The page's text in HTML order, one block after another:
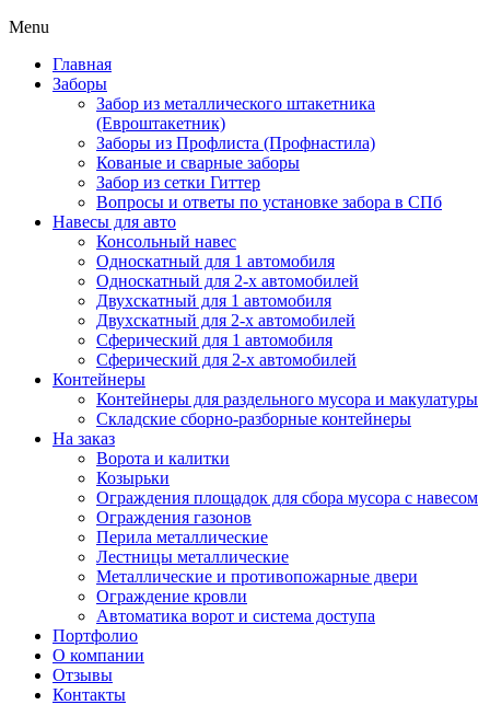
Menu
Главная
Заборы
Забор из металлического штакетника
(Евроштакетник)
Заборы из Профлиста (Профнастила)
Кованые и сварные заборы
Забор из сетки Гиттер
Вопросы и ответы по установке забора в СПб
Навесы для авто
Консольный навес
Односкатный для 1 автомобиля
Односкатный для 2-х автомобилей
Двухскатный для 1 автомобиля
Двухскатный для 2-х автомобилей
Сферический для 1 автомобиля
Сферический для 2-х автомобилей
Контейнеры
Контейнеры для раздельного мусора и макулатуры
Складские сборно-разборные контейнеры
На заказ
Ворота и калитки
Козырьки
Ограждения площадок для сбора мусора с навесом
Ограждения газонов
Перила металлические
Лестницы металлические
Металлические и противопожарные двери
Ограждение кровли
Автоматика ворот и система доступа
Портфолио
О компании
Отзывы
Контакты